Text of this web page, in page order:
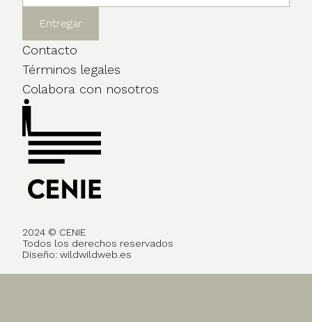
Contacto
Términos legales
Colabora con nosotros
2024 © CENIE
Todos los derechos reservados
Diseño: wildwildweb.es